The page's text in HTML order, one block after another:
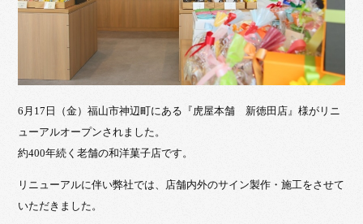
6月17日（金）福山市神辺町にある『虎屋本舗 新徳田店』様がリニ
ューアルオープンされました。
約400年続く老舗の和洋菓子店です。
リニューアルに伴い弊社では、店舗内外のサイン製作・施工をさせて
いただきました。